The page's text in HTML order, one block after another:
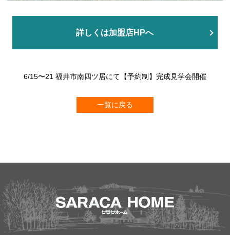
詳しくは加盟店HPへ
6/15〜21 福井市南四ツ居にて【予約制】完成見学会開催
一覧に戻る